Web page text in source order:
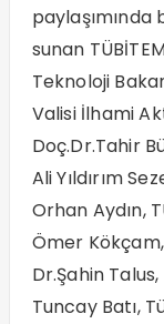
sunan
Teknoloji
Valisi İlhami
Doç.Dr.Tahir
Ali Yıldırım
Orhan Aydın,
Ömer
Dr.Şahin
Tuncay Batı,